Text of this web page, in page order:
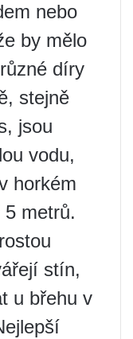
nebo
by mělo
díry
stejně
jsou
vodu,
horkém
5 metrů.
stín,
u břehu v